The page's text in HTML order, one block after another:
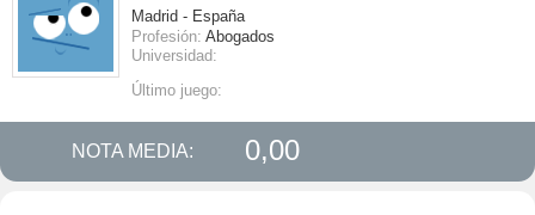
Madrid - España
Profesión: Abogados
Universidad:
Último juego:
NOTA MEDIA: 0,00